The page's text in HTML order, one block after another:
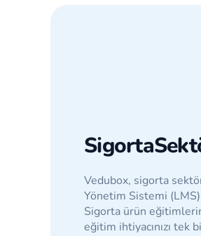
Sigorta
Vedubox, sigorta
Yönetim Sistemi
Sigorta ürün
eğitim ihtiyacınızı tek